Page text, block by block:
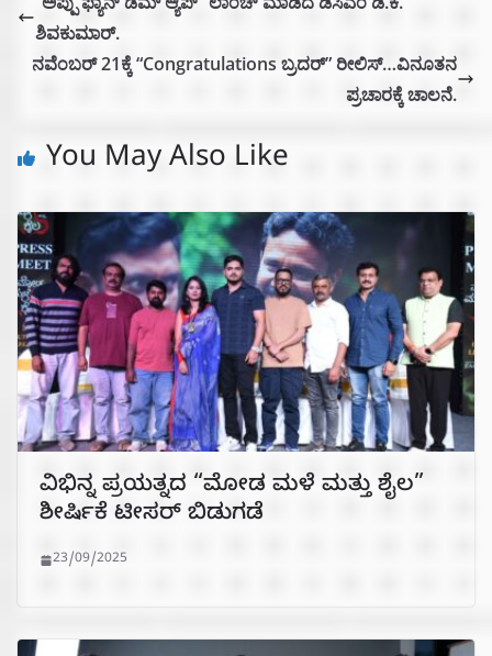
ಶಿವಕುಮಾರ್.
ನವೆಂಬರ್ 21ಕ್ಕೆ “Congratulations ಬ್ರದರ್” ರೀಲಿಸ್…ವಿನೂತನ
ಪ್ರಚಾರಕ್ಕೆ ಚಾಲನೆ.
You May Also Like
ವಿಭಿನ್ನ ಪ್ರಯತ್ನದ “ಮೋಡ ಮಳೆ ಮತ್ತು ಶೈಲ”
ಶೀರ್ಷಿಕೆ ಟೀಸರ್ ಬಿಡುಗಡೆ
23/09/2025